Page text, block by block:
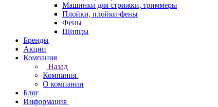
Машинки для стрижки, триммеры
Плойки, плойки-фены
Фены
Щипцы
Бренды
Акции
Компания
Назад
Компания
О компании
Блог
Информация